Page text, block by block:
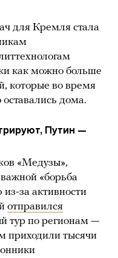
для Кремля стала
как можно больше
которые во время
дома.
Путин —
«Медузы»,
«борьба
за активности
отправился
тур по регионам —
приходили тысячи